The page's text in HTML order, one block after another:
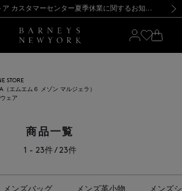
新規登録のお客様も対象！＜MY BARNEYS＞会員のお客様は11,000円（税込）以上のお買上げで常時送料無料！お買い物の際は会員登録を！
伴う出荷一時停止のお知らせ】(2026.8.7) 【オンラインストア カスタマーセンター夏季休業に関するお知らせ】（2026.8.7）
【夏季休業に伴う返品・交換承り一時停止のお知らせ】（2026.8.5）
た地震の影響によるお荷物のお届けについて
】SUMMER SALEのご案内・ご注意事項 新規登録のお客様も対象！＜MY BARNEYS＞会員のお客様は11,000円（税込）以上のお買上げで常時送料無料！お買い物の際は会員登録を！
伴う出荷一時停止のお知らせ】(2026.8.7)
STORE
（エムエム６ メゾン マルジェラ）
ェア
商品一覧
1 - 23件 / 23件